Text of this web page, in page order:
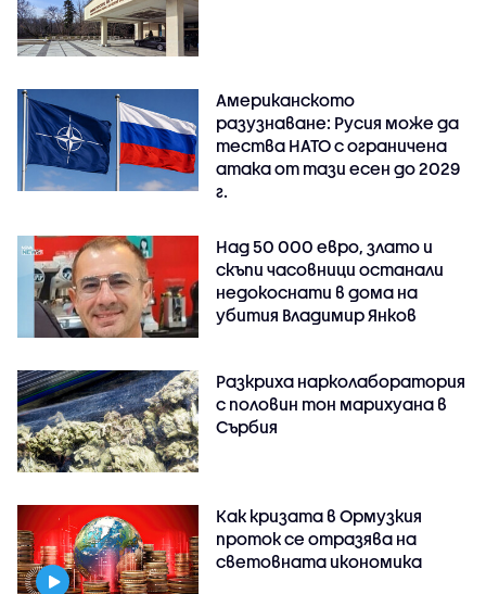
Американското
разузнаване: Русия може да
тества НАТО с ограничена
атака от тази есен до 2029
г.
Над 50 000 евро, злато и
скъпи часовници останали
недокоснати в дома на
убития Владимир Янков
Разкриха нарколаборатория
с половин тон марихуана в
Сърбия
Как кризата в Ормузкия
проток се отразява на
световната икономика